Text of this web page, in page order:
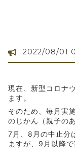
2022/08/01
現在、新型コロナ
ます。
そのため、毎月実
のじかん（親子の
7月、8月の中止分
ますが、9月以降